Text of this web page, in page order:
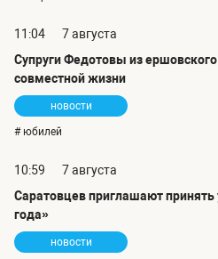
11:04
7 августа
Супруги Федотовы из
совместной жизни
новости
# юбилей
10:59
7 августа
Саратовцев приглашают принять
года»
новости